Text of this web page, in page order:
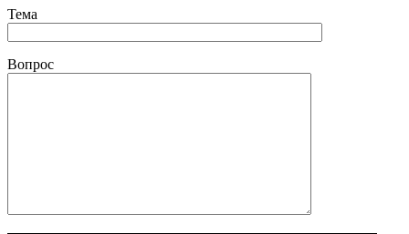
Тема
Вопрос